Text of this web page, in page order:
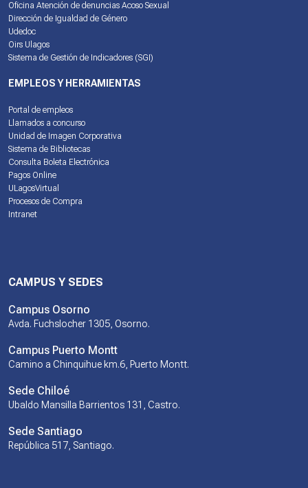
Oficina Atención de denuncias Acoso Sexual
Dirección de Igualdad de Género
Udedoc
Oirs Ulagos
Sistema de Gestión de Indicadores (SGI)
EMPLEOS Y HERRAMIENTAS
Portal de empleos
Llamados a concurso
Unidad de Imagen Corporativa
Sistema de Bibliotecas
Consulta Boleta Electrónica
Pagos Online
ULagosVirtual
Procesos de Compra
Intranet
CAMPUS Y SEDES
Campus Osorno
Avda. Fuchslocher 1305, Osorno.
Campus Puerto Montt
Camino a Chinquihue km.6, Puerto Montt.
Sede Chiloé
Ubaldo Mansilla Barrientos 131, Castro.
Sede Santiago
República 517, Santiago.